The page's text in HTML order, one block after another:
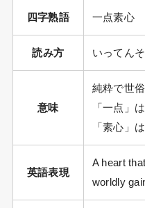
四字熟語 一点素心
読み方 いってん
意味
純粋で世
「一点」
「素心」
英語表現
A heart
worldly